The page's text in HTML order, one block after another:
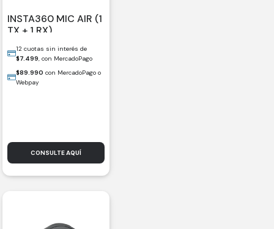
INSTA360 MIC AIR (1
TX + 1 RX)
12 cuotas sin interés de
$7.499, con MercadoPago
$89.990 con MercadoPago o
Webpay
CONSULTE AQUÍ